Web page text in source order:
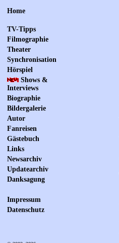
Home
TV-Tipps
Filmographie
Theater
Synchronisation
Hörspiel
Shows &
Interviews
Biographie
Bildergalerie
Autor
Fanreisen
Gästebuch
Links
Newsarchiv
Updatearchiv
Danksagung
Impressum
Datenschutz